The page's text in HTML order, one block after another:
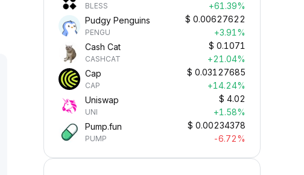
BLESS
+61.39%
Pudgy Penguins
PENGU
$ 0.00627622
+3.91%
Cash Cat
CASHCAT
$ 0.1071
+21.04%
Cap
CAP
$ 0.03127685
+14.24%
Uniswap
UNI
$ 4.02
+1.58%
Pump.fun
PUMP
$ 0.00234378
-6.72%